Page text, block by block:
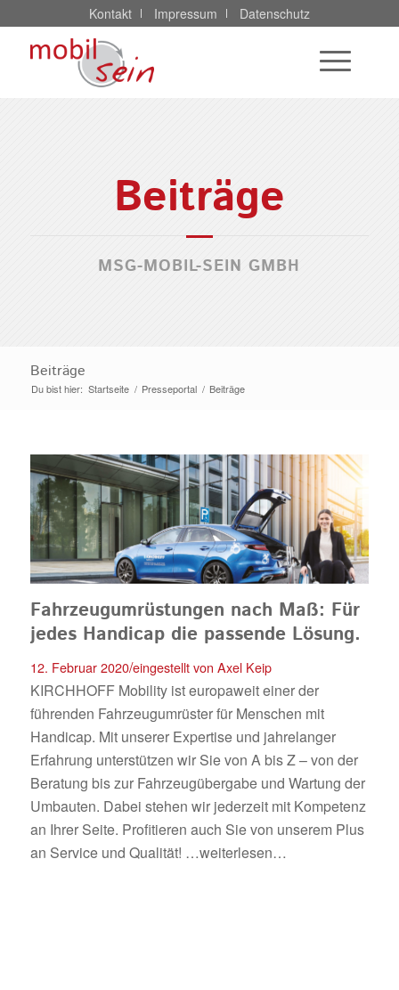
Kontakt Impressum Datenschutz
Beiträge
MSG-MOBIL-SEIN GMBH
Beiträge
Du bist hier: Startseite / Presseportal / Beiträge
Fahrzeugumrüstungen nach Maß: Für
jedes Handicap die passende Lösung.
12. Februar 2020/eingestellt von Axel Keip
KIRCHHOFF Mobility ist europaweit einer der
führenden Fahrzeugumrüster für Menschen mit
Handicap. Mit unserer Expertise und jahrelanger
Erfahrung unterstützen wir Sie von A bis Z – von der
Beratung bis zur Fahrzeugübergabe und Wartung der
Umbauten. Dabei stehen wir jederzeit mit Kompetenz
an Ihrer Seite. Profitieren auch Sie von unserem Plus
an Service und Qualität! …weiterlesen…